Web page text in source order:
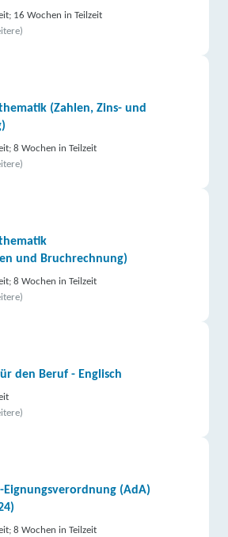
16 Wochen in Teilzeit
(Zahlen, Zins- und
8 Wochen in Teilzeit
und Bruchrechnung)
8 Wochen in Teilzeit
den Beruf - Englisch
Eignungsverordnung (AdA)
8 Wochen in Teilzeit